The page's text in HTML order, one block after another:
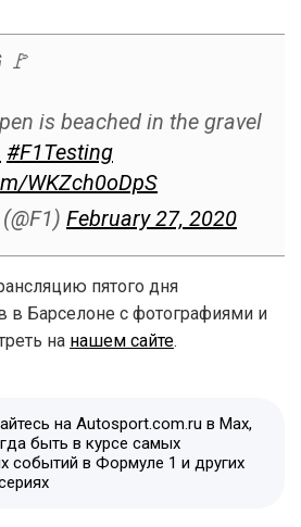
🚩
is beached in the gravel
#F1Testing
WKZch0oDpS
February 27, 2020
пятого дня
в Барселоне с фотографиями и
на нашем сайте.
на Autosport.com.ru в Max,
быть в курсе самых
событий в Формуле 1 и других